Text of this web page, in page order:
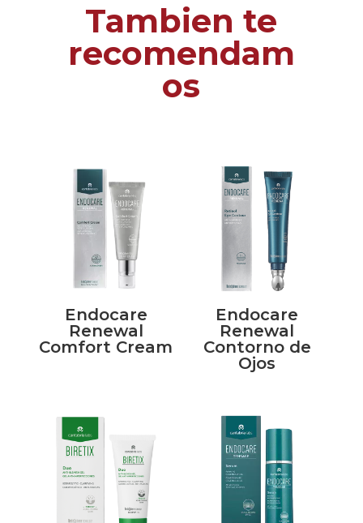
Tambien te
recomendam
os
Endocare
Renewal
Comfort Cream
Endocare
Renewal
Contorno de
Ojos